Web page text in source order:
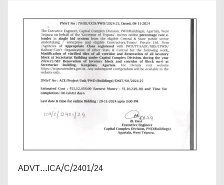
ADVT...ICA/C/2401/24